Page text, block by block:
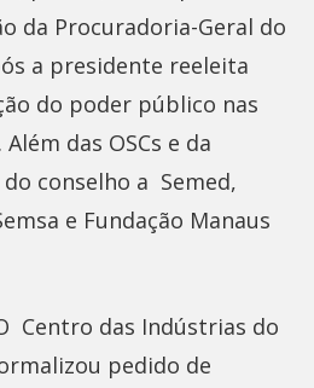
da Procuradoria-Geral do
a presidente reeleita
do poder público nas
das OSCs e da
conselho a Semed,
e Fundação Manaus
Centro das Indústrias do
pedido de